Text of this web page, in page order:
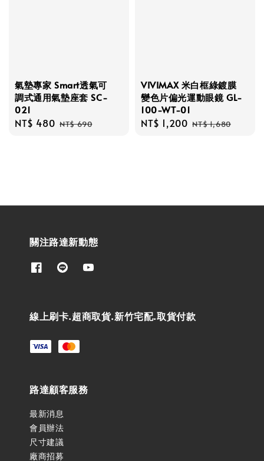
氣墊專家 Smart透氣可
調式通用氣墊座套 SC-
021
Sale
NT$ 480 Regular
NT$ 690
VIVIMAX 米白框綠鍍膜
變色片偏光運動眼鏡 GL-
100-WT-01
Sale
NT$ 1,200 Regular
NT$ 1,680
關注路達新動態
線上刷卡.超商取貨.新竹宅配.取貨付款
路達顧客服務
最新消息
會員辦法
尺寸建議
廠商招募